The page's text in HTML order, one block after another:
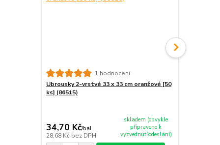
1 hodnocení
Ubrousky 2-vrstvé 33 x 33 cm oranžové [50
ks] (86515)
34,70 Kč/bal.
28,68 Kč bez DPH
skladem (obvykle
připraveno k
vyzvednutí/odeslání)